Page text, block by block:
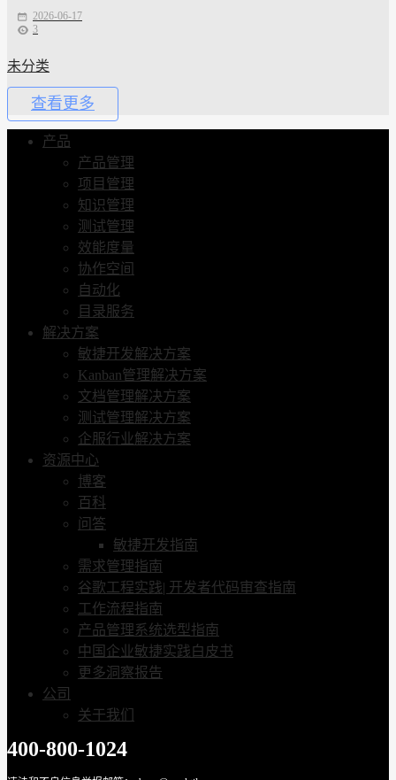
2026-06-17
3
未分类
查看更多
产品
产品管理
项目管理
知识管理
测试管理
效能度量
协作空间
自动化
目录服务
解决方案
敏捷开发解决方案
Kanban管理解决方案
文档管理解决方案
测试管理解决方案
企服行业解决方案
资源中心
博客
百科
问答
敏捷开发指南
需求管理指南
谷歌工程实践| 开发者代码审查指南
工作流程指南
产品管理系统选型指南
中国企业敏捷实践白皮书
更多洞察报告
公司
关于我们
400-800-1024